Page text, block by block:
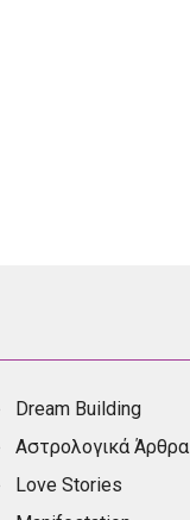
Dream Building
Αστρολογικά Άρθρα
Love Stories